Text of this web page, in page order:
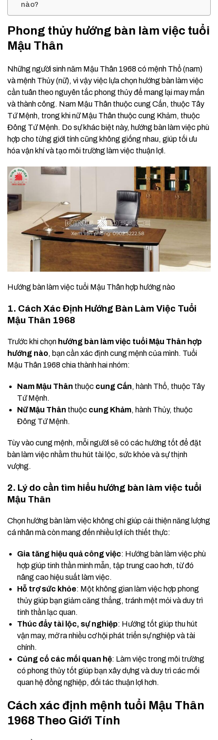
nào?
Phong thủy hướng bàn làm việc tuổi
Mậu Thân
Những người sinh năm Mậu Thân 1968 có mệnh Thổ (nam)
và mệnh Thủy (nữ), vì vậy việc lựa chọn hướng bàn làm việc
cần tuân theo nguyên tắc phong thủy để mang lại may mắn
và thành công. Nam Mậu Thân thuộc cung Cấn, thuộc Tây
Tứ Mệnh, trong khi nữ Mậu Thân thuộc cung Khảm, thuộc
Đông Tứ Mệnh. Do sự khác biệt này, hướng bàn làm việc phù
hợp cho từng giới tính cũng không giống nhau, giúp tối ưu
hóa vận khí và tạo môi trường làm việc thuận lợi.
Hướng bàn làm việc tuổi Mậu Thân hợp hướng nào
1. Cách Xác Định Hướng Bàn Làm Việc Tuổi
Mậu Thân 1968
Trước khi chọn hướng bàn làm việc tuổi Mậu Thân hợp
hướng nào, bạn cần xác định cung mệnh của mình. Tuổi
Mậu Thân 1968 chia thành hai nhóm:
Nam Mậu Thân thuộc cung Cấn, hành Thổ, thuộc Tây
Tứ Mệnh.
Nữ Mậu Thân thuộc cung Khảm, hành Thủy, thuộc
Đông Tứ Mệnh.
Tùy vào cung mệnh, mỗi người sẽ có các hướng tốt để đặt
bàn làm việc nhằm thu hút tài lộc, sức khỏe và sự thịnh
vượng.
2. Lý do cần tìm hiểu hướng bàn làm việc tuổi
Mậu Thân
Chọn hướng bàn làm việc không chỉ giúp cải thiện năng lượng
cá nhân mà còn mang đến nhiều lợi ích thiết thực:
Gia tăng hiệu quả công việc: Hướng bàn làm việc phù
hợp giúp tinh thần minh mẫn, tập trung cao hơn, từ đó
nâng cao hiệu suất làm việc.
Hỗ trợ sức khỏe: Một không gian làm việc hợp phong
thủy giúp bạn giảm căng thẳng, tránh mệt mỏi và duy trì
tinh thần lạc quan.
Thúc đẩy tài lộc, sự nghiệp: Hướng tốt giúp thu hút
vận may, mở ra nhiều cơ hội phát triển sự nghiệp và tài
chính.
Củng cố các mối quan hệ: Làm việc trong môi trường
có phong thủy tốt giúp bạn xây dựng và duy trì các mối
quan hệ đồng nghiệp, đối tác thuận lợi hơn.
Cách xác định mệnh tuổi Mậu Thân
1968 Theo Giới Tính